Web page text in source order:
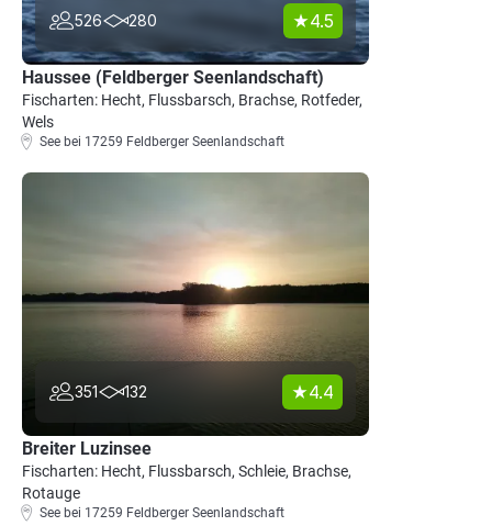
526 280 4.5
Haussee (Feldberger Seenlandschaft)
Fischarten: Hecht, Flussbarsch, Brachse, Rotfeder,
Wels
See bei 17259 Feldberger Seenlandschaft
351 132 4.4
Breiter Luzinsee
Fischarten: Hecht, Flussbarsch, Schleie, Brachse,
Rotauge
See bei 17259 Feldberger Seenlandschaft